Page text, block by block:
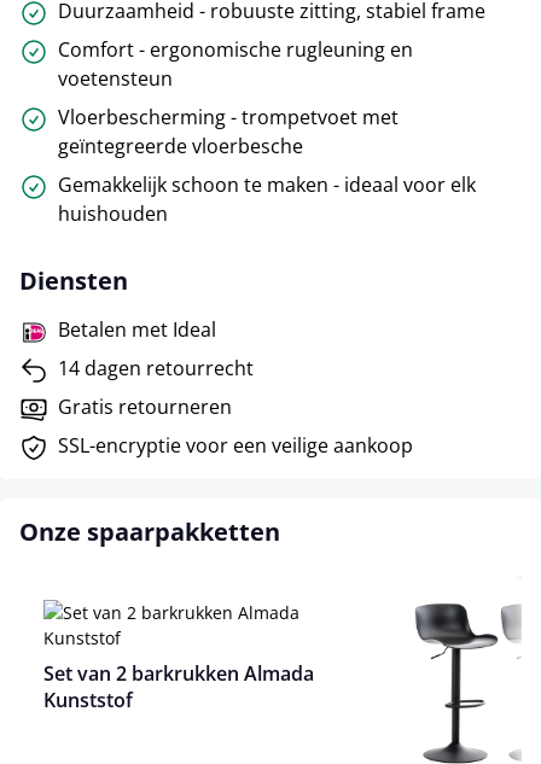
Duurzaamheid - robuuste zitting, stabiel frame
Comfort - ergonomische rugleuning en
voetensteun
Vloerbescherming - trompetvoet met
geïntegreerde vloerbesche
Gemakkelijk schoon te maken - ideaal voor elk
huishouden
Diensten
Betalen met Ideal
14 dagen retourrecht
Gratis retourneren
SSL-encryptie voor een veilige aankoop
Onze spaarpakketten
Set van 2 barkrukken Almada
Kunststof